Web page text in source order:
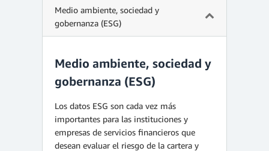
Medio ambiente, sociedad y
gobernanza (ESG)
Medio ambiente, sociedad y
gobernanza (ESG)
Los datos ESG son cada vez más
importantes para las instituciones y
empresas de servicios financieros que
desean evaluar el riesgo de la cartera y